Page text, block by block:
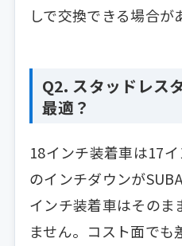
しで交換できる場合が
Q2. スタッドレス
最適？
18インチ装着車は17
のインチダウンが
インチ装着車はそのま
ません。コスト面でも